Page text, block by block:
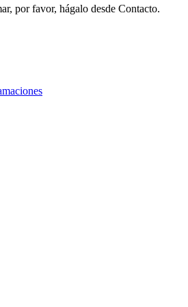
por favor, hágalo desde Contacto.